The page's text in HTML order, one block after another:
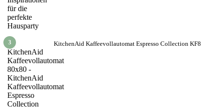
3 KitchenAid Kaffeevollautomat Espresso Collection KF8